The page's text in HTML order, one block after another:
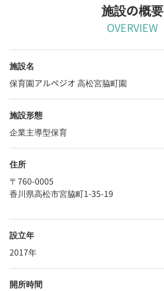
施設の概要
OVERVIEW
施設名
保育園アルペジオ 高松宮脇町園
施設形態
企業主導型保育
住所
〒760-0005
香川県高松市宮脇町1-35-19
設立年
2017年
開所時間